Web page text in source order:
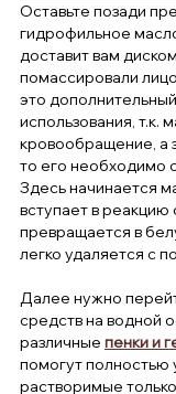
Оставьте позади
гидрофильное
доставит вам
помассировали
это
использования, т.к.
кровообращение, а
то его необходимо
Здесь начинается
вступает в реакцию
превращается в
легко удаляется с
Далее нужно
средств на водной
различные пенки и
помогут полностью
растворимые